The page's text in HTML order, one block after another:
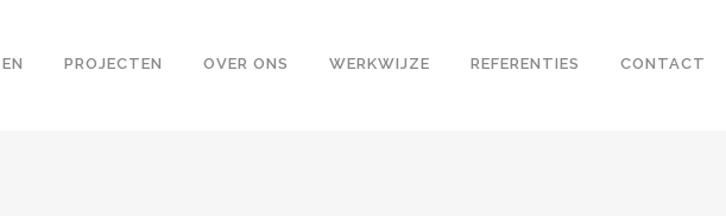
PROJECTEN OVER ONS WERKWIJZE REFERENTIES CONTACT